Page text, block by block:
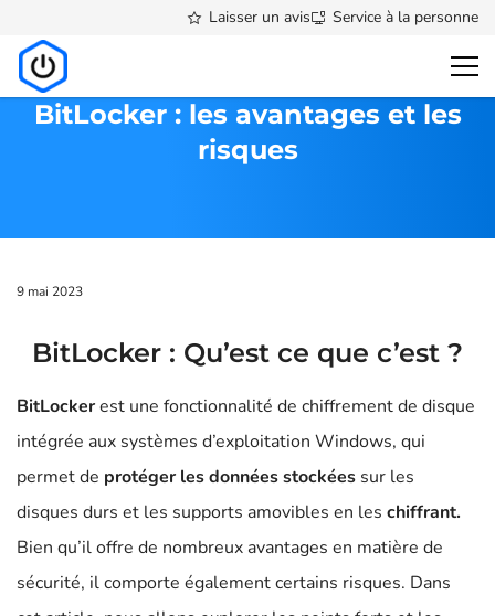
Laisser un avis Service à la personne
Accueil
BitLocker : les avantages et les
risques
9 mai 2023
BitLocker : Qu’est ce que c’est ?
BitLockerest une fonctionnalité de chiffrement de disque
intégrée aux systèmes d’exploitation Windows, qui
permet de protéger les données stockées sur les
disques durs et les supports amovibles en les chiffrant.
Bien qu’il offre de nombreux avantages en matière de
sécurité, il comporte également certains risques. Dans